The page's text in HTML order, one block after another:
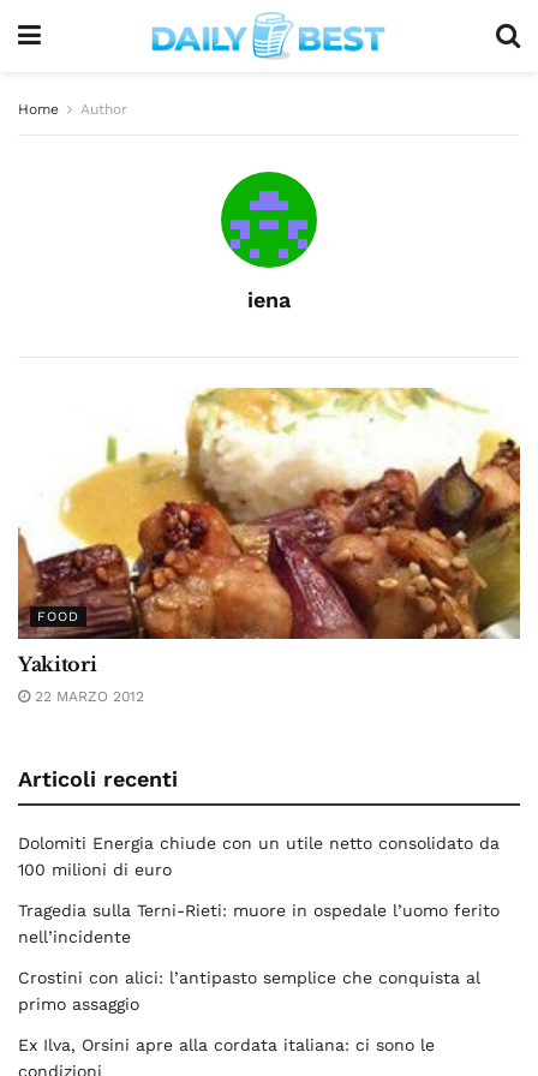
Home Author
iena
FOOD
Yakitori
22 MARZO 2012
Articoli recenti
Dolomiti Energia chiude con un utile netto consolidato da
100 milioni di euro
Tragedia sulla Terni-Rieti: muore in ospedale l’uomo ferito
nell’incidente
Crostini con alici: l’antipasto semplice che conquista al
primo assaggio
Ex Ilva, Orsini apre alla cordata italiana: ci sono le
condizioni